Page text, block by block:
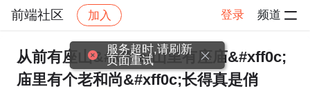
前端社区 加入 登录 频道
社区 前端社区 感慨 帖子详情
从前有座山&#xff0c;山里有座庙&#xff0c;
庙里有个老和尚&#xff0c;长得真是俏
服务超时,请刷新
页面重试